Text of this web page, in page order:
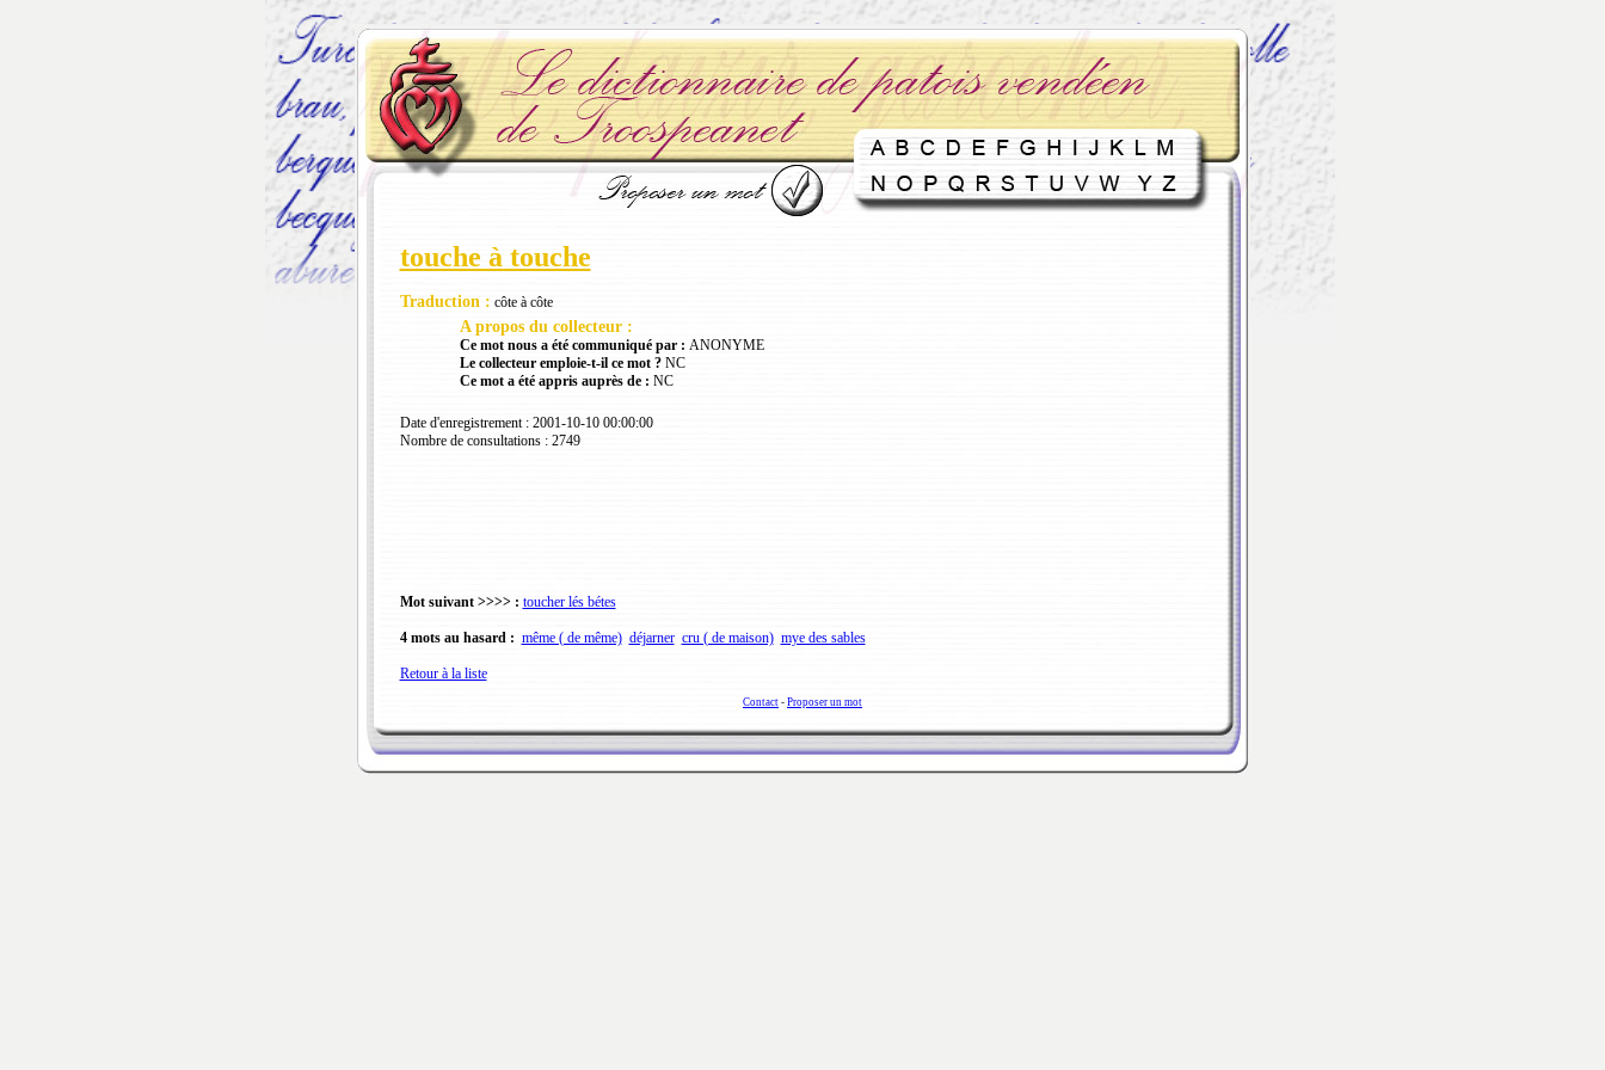
touche à touche
Traduction : côte à côte
A propos du collecteur :
Ce mot nous a été communiqué par : ANONYME
Le collecteur emploie-t-il ce mot ?NC
Ce mot a été appris auprès de : NC
Date d'enregistrement : 2001-10-10 00:00:00
Nombre de consultations : 2749
Mot suivant >>>> : toucher lés bétes
4 mots au hasard : même ( de même) déjarner cru ( de maison) mye des sables
Retour à la liste
Contact - Proposer un mot